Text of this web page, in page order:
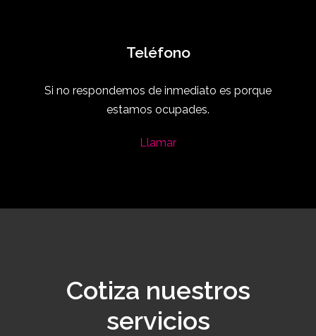
Teléfono
Si no respondemos de inmediato es porque
estamos ocupades.
Llamar
Cotiza nuestros
servicios